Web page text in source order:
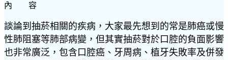
內 容
談論到抽菸相關的疾病，大家最先想到的常是肺癌或慢
性肺阻塞等肺部病變，但其實抽菸對於口腔的負面影響
也非常廣泛，包含口腔癌、牙周病、植牙失敗率及併發